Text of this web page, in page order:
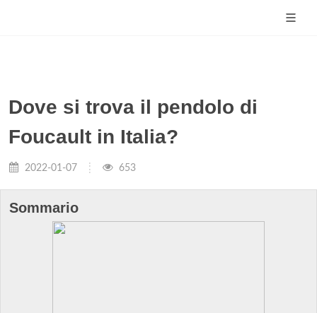
Dove si trova il pendolo di
Foucault in Italia?
2022-01-07 653
Sommario